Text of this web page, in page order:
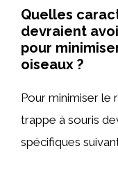
Quelles
devraient
pour
oiseaux ?
Pour minimiser le
trappe à souris
spécifiques